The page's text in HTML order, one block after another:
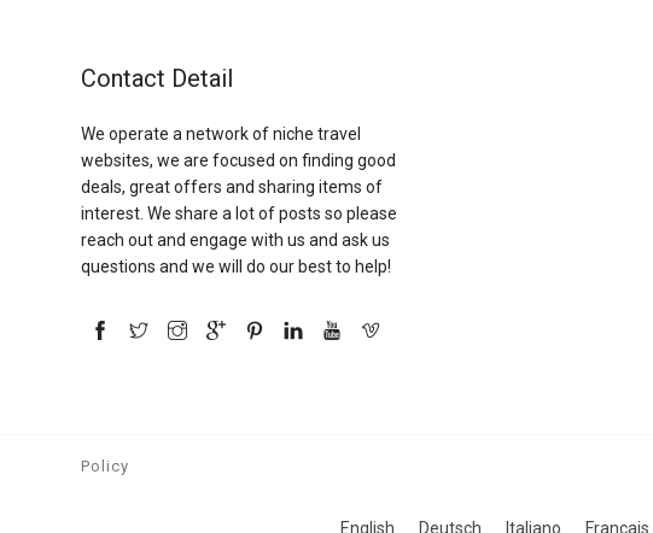
Contact Detail
We operate a network of niche travel
websites, we are focused on finding good
deals, great offers and sharing items of
interest. We share a lot of posts so please
reach out and engage with us and ask us
questions and we will do our best to help!
Policy
English Deutsch Italiano Français